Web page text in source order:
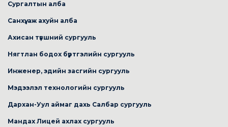
Сургалтын алба
Санхүү, аж ахуйн алба
Ахисан түвшний сургууль
Нягтлан бодох бүртгэлийн сургууль
Инженер, эдийн засгийн сургууль
Мэдээлэл технологийн сургууль
Дархан-Уул аймаг дахь Салбар сургууль
Мандах Лицей ахлах сургууль